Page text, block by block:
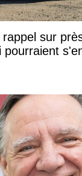
sur
pourraient